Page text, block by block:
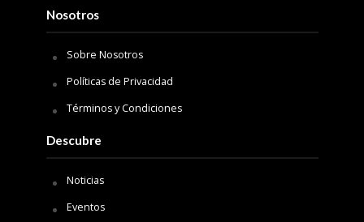
Nosotros
Sobre Nosotros
Políticas de Privacidad
Términos y Condiciones
Descubre
Noticias
Eventos